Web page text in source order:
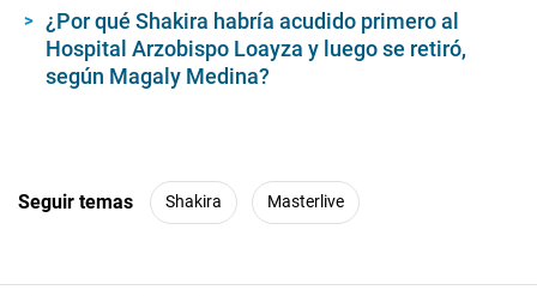
¿Por qué Shakira habría acudido primero al
Hospital Arzobispo Loayza y luego se retiró,
según Magaly Medina?
Seguir temas Shakira Masterlive